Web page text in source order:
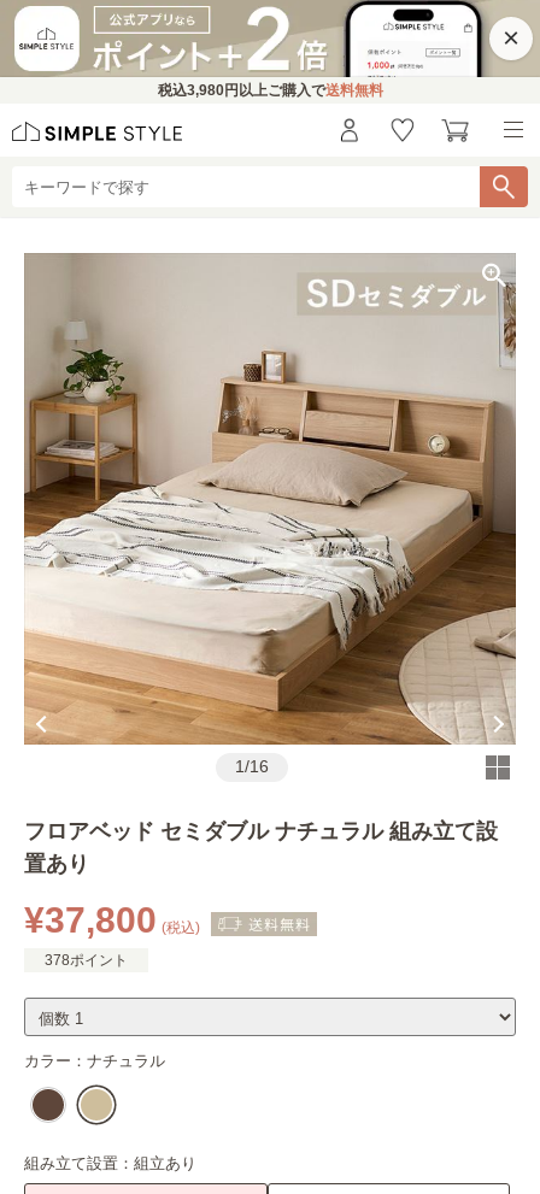
×
税込3,980円 以上ご購入で送料無料
1/16
フロアベッド セミダブル ナチュラル 組み立て設
置あり
¥37,800 (税込)
378ポイント
カラー： ナチュラル
組み立て設置： 組立あり